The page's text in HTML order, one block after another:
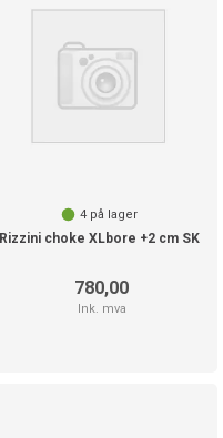
4 på lager
Rizzini choke XLbore +2 cm SK
780,00
Ink. mva